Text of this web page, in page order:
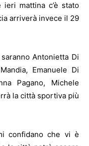
mattina c’è stato
arriverà invece il 29
Antonietta Di
Emanuele Di
Pagano, Michele
la città sportiva più
confidano che vi è